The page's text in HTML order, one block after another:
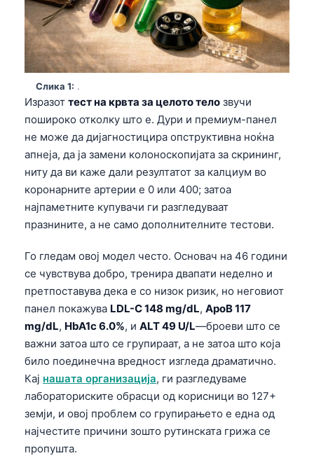
Слика 1: .
Изразот тест на крвта за целото тело звучи
пошироко отколку што е. Дури и премиум-панел
не може да дијагностицира опструктивна ноќна
апнеја, да ја замени колоноскопијата за скрининг,
ниту да ви каже дали резултатот за калциум во
коронарните артерии е 0 или 400; затоа
најпаметните купувачи ги разгледуваат
празнините, а не само дополнителните тестови.
Го гледам овој модел често. Основач на 46 години
се чувствува добро, тренира двапати неделно и
претпоставува дека е со низок ризик, но неговиот
панел покажува LDL-C 148 mg/dL, ApoB 117
mg/dL, HbA1c 6.0%, и ALT 49 U/L—броеви што се
важни затоа што се групираат, а не затоа што која
било поединечна вредност изгледа драматично.
Кај нашата организација, ги разгледуваме
лабораториските обрасци од корисници во 127+
земји, и овој проблем со групирањето е една од
најчестите причини зошто рутинската грижа се
пропушта.